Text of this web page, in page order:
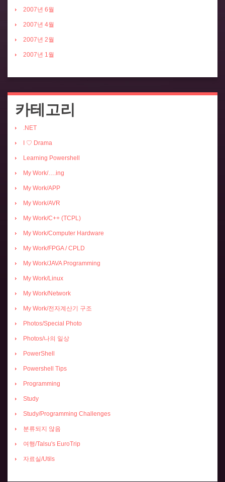
2007년 6월
2007년 4월
2007년 2월
2007년 1월
카테고리
.NET
I ♡ Drama
Learning Powershell
My Work/….ing
My Work/APP
My Work/AVR
My Work/C++ (TCPL)
My Work/Computer Hardware
My Work/FPGA / CPLD
My Work/JAVA Programming
My Work/Linux
My Work/Network
My Work/전자계산기 구조
Photos/Special Photo
Photos/나의 일상
PowerShell
Powershell Tips
Programming
Study
Study/Programming Challenges
분류되지 않음
여행/Talsu's EuroTrip
자료실/Utils